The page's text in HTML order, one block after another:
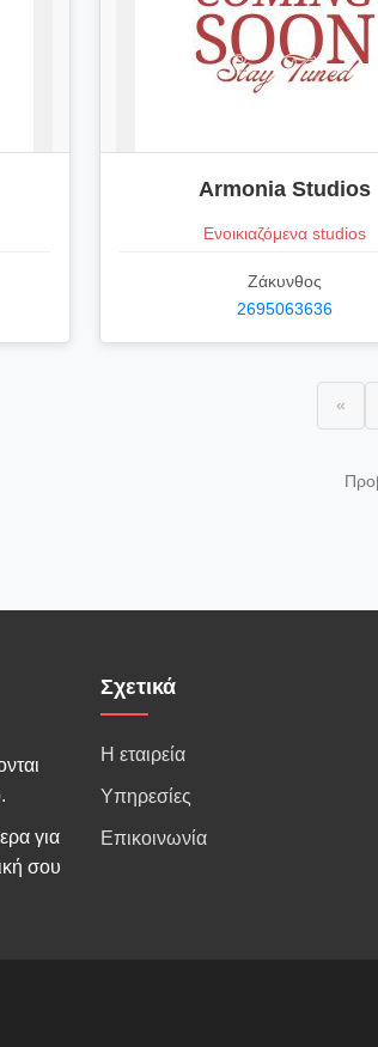
Armonia Studios
Ενοικιαζόμενα studios
Ζάκυνθος
2695063636
«
για
σου
Σχετικά
Η εταιρεία
Υπηρεσίες
Επικοινωνία